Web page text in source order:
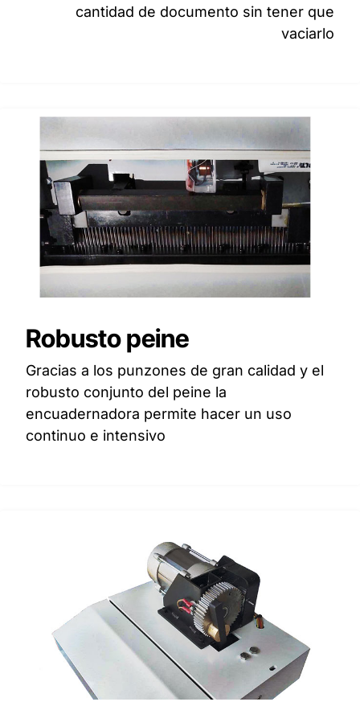
cantidad de documento sin tener que
vaciarlo
Robusto peine
Gracias a los punzones de gran calidad y el
robusto conjunto del peine la
encuadernadora permite hacer un uso
continuo e intensivo